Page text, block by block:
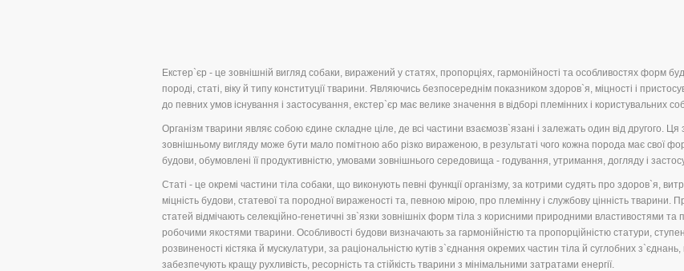
Екстер`єр - це зовнішній вигляд собаки, виражений у статях, пропорціях, гармонійності та особливостях форм
породі, статі, віку й типу конституції тварини. Являючись безпосереднім показником здоров`я, міцності і
до певних умов існування і застосування, екстер`єр має велике значення в відборі племінних і користувальних
Організм тварини являє собою єдине складне ціле, де всі частини взаємозв`язані і залежать один від другого. Ця
зовнішньому вигляду може бути мало помітною або різко вираженою, в результаті чого кожна порода має свої
будови, обумовлені її продуктивністю, умовами зовнішнього середовища - годування, утримання, догляду і
Статі - це окремі частини тіла собаки, що виконують певні функції організму, за котрими судять про здоров`я,
міцність будови, статевої та породної вираженості та, певною мірою, про племінну і службову цінність тварини.
статей відмічають селекційно-генетичні зв`язки зовнішніх форм тіла з корисними природними властивостями та
робочими якостями тварини. Особливості будови визначають за гармонійністю та пропорційністю статури,
розвиненості кістяка й мускулатури, за раціональністю кутів з`єднання окремих частин тіла й суглобних
забезпечують кращу рухливість, ресорність та стійкість тварини з мінімальними затратами енергії.